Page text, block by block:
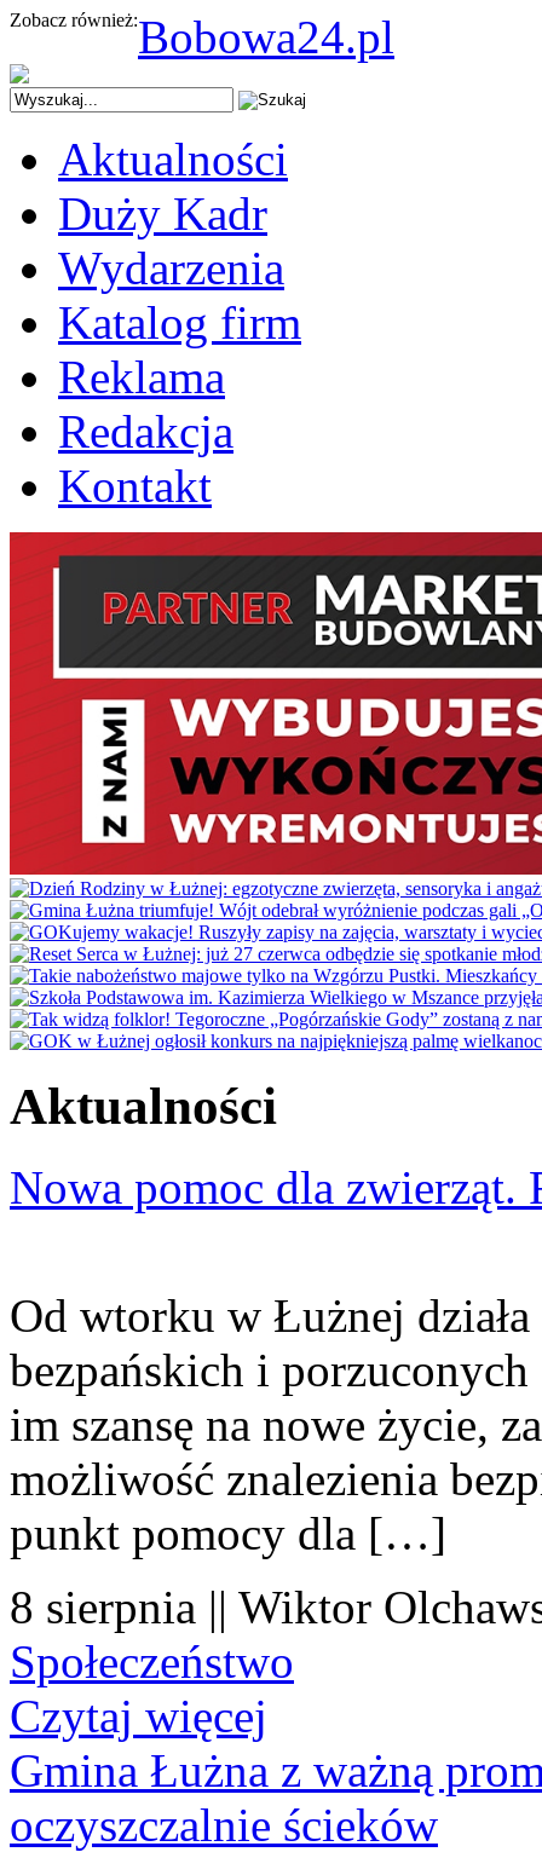
Zobacz również:Bobowa24.pl
Aktualności
Duży Kadr
Wydarzenia
Katalog firm
Reklama
Redakcja
Kontakt
Aktualności
Nowa pomoc dla zwierząt.
Od wtorku w Łużnej
bezpańskich i
im szansę na nowe życie,
możliwość znalezienia
punkt pomocy dla […]
8 sierpnia || Wiktor
Społeczeństwo
Czytaj więcej
Gmina Łużna z ważną
oczyszczalnie ścieków